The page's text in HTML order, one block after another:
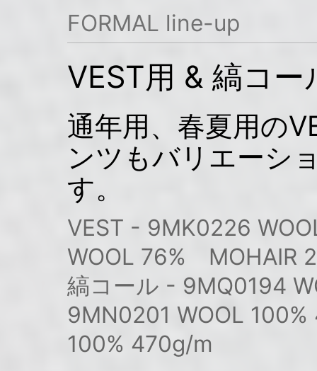
FORMAL line-up
VEST用 & 縞コー
通年用、春夏用の
ンツもバリエーシ
す。
VEST - 9MK0226
WOOL 76% MOHAIR
縞コール - 9MQ0194
9MN0201 WOOL
100% 470g/m